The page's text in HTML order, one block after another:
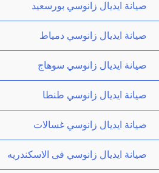
صيانة ايديال زانوسي بورسعيد
صيانة ايديال زانوسي دمياط
صيانة ايديال زانوسي سوهاج
صيانة ايديال زانوسي طنطا
صيانة ايديال زانوسي غسالات
صيانة ايديال زانوسي فى الاسكندريه